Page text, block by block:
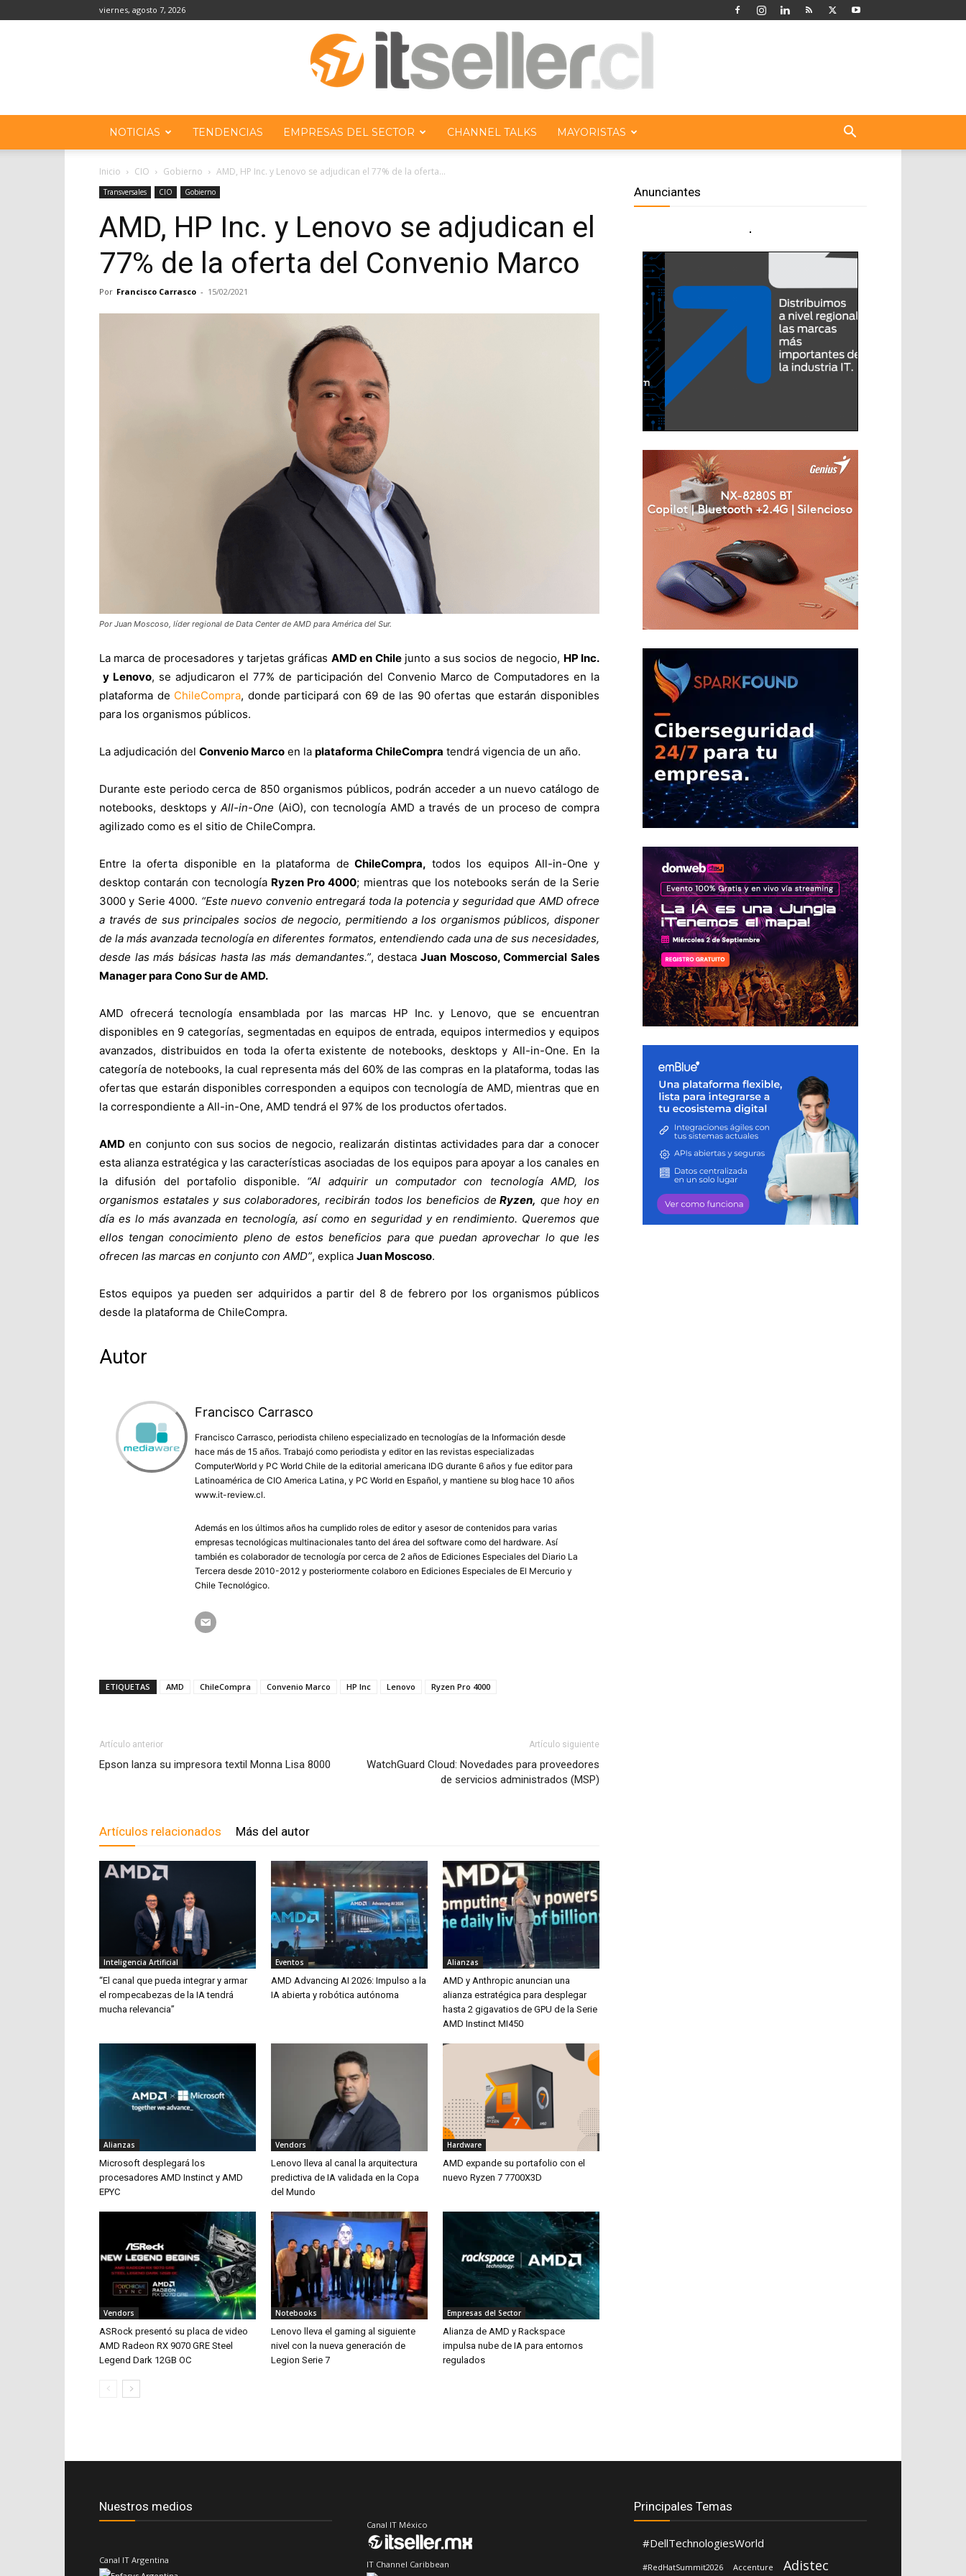
viernes, agosto 7, 2026
Chile
NOTICIAS TENDENCIAS EMPRESAS DEL SECTOR CHANNEL TALKS MAYORISTAS
Inicio CIO Gobierno AMD, HP Inc. y Lenovo se adjudican el 77% de la oferta...
Transversales CIO Gobierno
AMD, HP Inc. y Lenovo se adjudican el
77% de la oferta del Convenio Marco
Por Francisco Carrasco - 15/02/2021
Por Juan Moscoso, líder regional de Data Center de AMD para América del Sur.
La marca de procesadores y tarjetas gráficas AMD en Chilejunto a sus socios de negocio, HP Inc.
y Lenovo, se adjudicaron el 77% de participación del Convenio Marco de Computadores en la
plataforma de ChileCompra, donde participará con 69 de las 90 ofertas que estarán disponibles
para los organismos públicos.
La adjudicación del Convenio Marco en la plataforma ChileCompra tendrá vigencia de un año.
Durante este periodo cerca de 850 organismos públicos, podrán acceder a un nuevo catálogo de
notebooks, desktops yAll-in-One (AiO), con tecnología AMD a través de un proceso de compra
agilizado como es el sitio de ChileCompra.
Entre la oferta disponible en la plataforma de ChileCompra, todos los equipos All-in-One y
desktop contarán con tecnología Ryzen Pro 4000; mientras que los notebooks serán de la Serie
3000 y Serie 4000. “Este nuevo convenio entregará toda la potencia y seguridad que AMD ofrece
a través de sus principales socios de negocio, permitiendo a los organismos públicos, disponer
de la más avanzada tecnología en diferentes formatos, entendiendo cada una de sus necesidades,
desde las más básicas hasta las más demandantes.”, destaca Juan Moscoso, Commercial Sales
Manager para Cono Sur de AMD.
AMD ofrecerá tecnología ensamblada por las marcas HP Inc. y Lenovo, que se encuentran
disponibles en 9 categorías, segmentadas en equipos de entrada, equipos intermedios y equipos
avanzados, distribuidos en toda la oferta existente de notebooks, desktops y All-in-One. En la
categoría de notebooks, la cual representa más del 60% de las compras en la plataforma, todas las
ofertas que estarán disponibles corresponden a equipos con tecnología de AMD, mientras que en
la correspondiente a All-in-One, AMD tendrá el 97% de los productos ofertados.
AMD en conjunto con sus socios de negocio, realizarán distintas actividades para dar a conocer
esta alianza estratégica y las características asociadas de los equipos para apoyar a los canales en
la difusión del portafolio disponible. “Al adquirir un computador con tecnología AMD, los
organismos estatales y sus colaboradores, recibirán todos los beneficios de Ryzen, que hoy en
día es lo más avanzada en tecnología, así como en seguridad y en rendimiento. Queremos que
ellos tengan conocimiento pleno de estos beneficios para que puedan aprovechar lo que les
ofrecen las marcas en conjunto con AMD”, explica Juan Moscoso.
Estos equipos ya pueden ser adquiridos a partir del 8 de febrero por los organismos públicos
desde la plataforma de ChileCompra.
Autor
Francisco Carrasco
Francisco Carrasco, periodista chileno especializado en tecnologías de la Información desde
hace más de 15 años. Trabajó como periodista y editor en las revistas especializadas
ComputerWorld y PC World Chile de la editorial americana IDG durante 6 años y fue editor para
Latinoamérica de CIO America Latina, y PC World en Español, y mantiene su blog hace 10 años
www.it-review.cl.
Además en los últimos años ha cumplido roles de editor y asesor de contenidos para varias
empresas tecnológicas multinacionales tanto del área del software como del hardware. Así
también es colaborador de tecnología por cerca de 2 años de Ediciones Especiales del Diario La
Tercera desde 2010-2012 y posteriormente colaboro en Ediciones Especiales de El Mercurio y
Chile Tecnológico.
ETIQUETAS AMD ChileCompra Convenio Marco HP Inc Lenovo Ryzen Pro 4000
Artículo anterior
Epson lanza su impresora textil Monna Lisa 8000
Artículo siguiente
WatchGuard Cloud: Novedades para proveedores
de servicios administrados (MSP)
Artículos relacionados Más del autor
Inteligencia Artificial
“El canal que pueda integrar y armar
el rompecabezas de la IA tendrá
mucha relevancia”
Eventos
AMD Advancing AI 2026: Impulso a la
IA abierta y robótica autónoma
Alianzas
AMD y Anthropic anuncian una
alianza estratégica para desplegar
hasta 2 gigavatios de GPU de la Serie
AMD Instinct MI450
Alianzas
Microsoft desplegará los
procesadores AMD Instinct y AMD
EPYC
Vendors
Lenovo lleva al canal la arquitectura
predictiva de IA validada en la Copa
del Mundo
Hardware
AMD expande su portafolio con el
nuevo Ryzen 7 7700X3D
Vendors
ASRock presentó su placa de video
AMD Radeon RX 9070 GRE Steel
Legend Dark 12GB OC
Notebooks
Lenovo lleva el gaming al siguiente
nivel con la nueva generación de
Legion Serie 7
Empresas del Sector
Alianza de AMD y Rackspace
impulsa nube de IA para entornos
regulados
Anunciantes
Nuestros medios
Canal IT Argentina
Canal IT México
IT Channel Caribbean
Principales Temas
#DellTechnologiesWorld
#RedHatSummit2026 Accenture Adistec